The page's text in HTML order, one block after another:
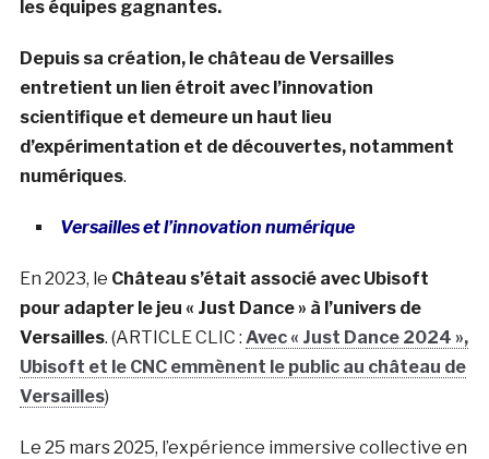
les équipes gagnantes.
Depuis sa création, le château de Versailles
entretient un lien étroit avec l’innovation
scientifique et demeure un haut lieu
d’expérimentation et de découvertes, notamment
numériques.
Versailles et l’innovation numérique
En 2023, le Château s’était associé avec Ubisoft
pour adapter le jeu « Just Dance » à l’univers de
Versailles. (ARTICLE CLIC : Avec « Just Dance 2024 »,
Ubisoft et le CNC emmènent le public au château de
Versailles)
Le 25 mars 2025, l’expérience immersive collective en